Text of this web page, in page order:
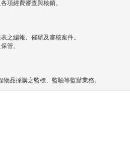
項經費審查與核銷。
之編報、催辦及審核案件。
管。
物品採購之監標、監驗等監辦業務。